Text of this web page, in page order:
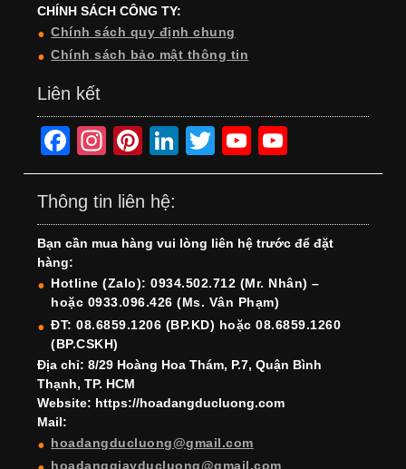
CHÍNH SÁCH CÔNG TY:
Chính sách quy định chung
Chính sách bảo mật thông tin
Liên kết
F
a
c
e
b
o
o
k
In
st
a
gr
a
m
Pi
nt
er
e
st
Li
n
e
dI
n
T
wi
er
Y
o
T
u
b
e
o
T
u
b
e
h
Thông tin liên hệ:
Bạn cần mua hàng vui lòng liên hệ trước để đặt
hàng:
Hotline (Zalo): 0934.502.712 (Mr. Nhân) –
hoặc 0933.096.426 (Ms. Vân Phạm)
ĐT: 08.6859.1206 (BP.KD) hoặc 08.6859.1260
(BP.CSKH)
Địa chỉ: 8/29 Hoàng Hoa Thám, P.7, Quận Bình
Thạnh, TP. HCM
Website: https://hoadangducluong.com
Mail:
hoadangducluong@gmail.com
hoadanggiayducluong@gmail.com